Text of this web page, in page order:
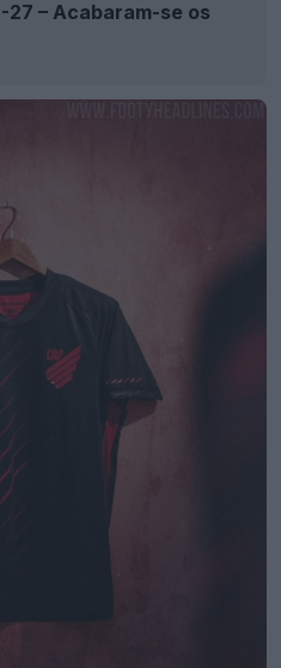
– Acabaram-se os